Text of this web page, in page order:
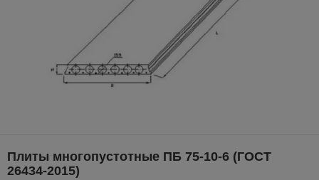
Плиты многопустотные ПБ 75-10-6 (ГОСТ
26434-2015)